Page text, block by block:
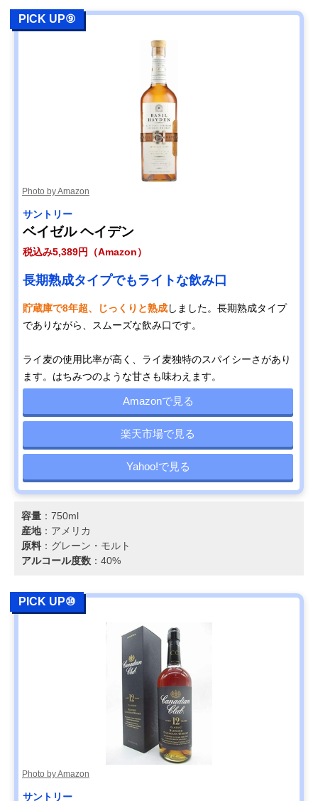
PICK UP⑨
Photo by Amazon
サントリー
ベイゼル ヘイデン
税込み5,389円（Amazon）
長期熟成タイプでもライトな飲み口
貯蔵庫で8年超、じっくりと熟成しました。長期熟成タイプ
でありながら、スムーズな飲み口です。
ライ麦の使用比率が高く、ライ麦独特のスパイシーさがあり
ます。はちみつのような甘さも味わえます。
Amazonで見る
楽天市場で見る
Yahoo!で見る
容量 ：750ml
産地：アメリカ
原料 ：グレーン・モルト
アルコール度数 ：40%
PICK UP⑩
Photo by Amazon
サントリー